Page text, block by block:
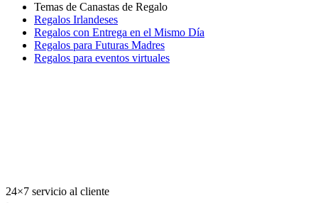
Temas de Canastas de Regalo
Regalos Irlandeses
Regalos con Entrega en el Mismo Día
Regalos para Futuras Madres
Regalos para eventos virtuales
24×7 servicio al cliente